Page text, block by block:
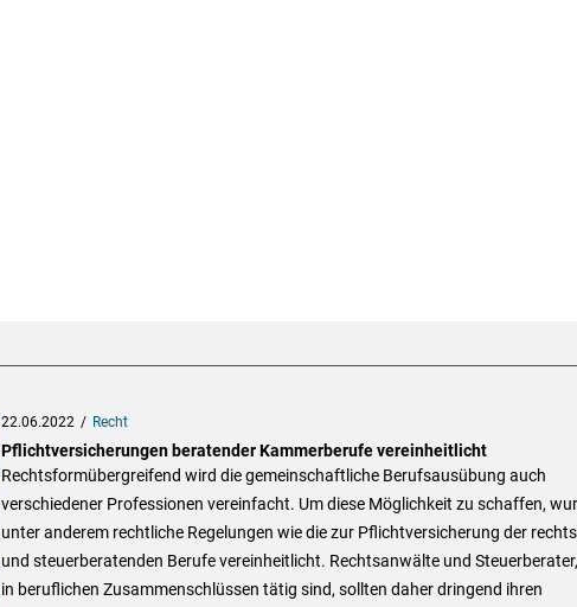
22.06.2022 Recht
Pflichtversicherungen beratender Kammerberufe vereinheitlicht
Rechtsformübergreifend wird die gemeinschaftliche Berufsausübung auch
verschiedener Professionen vereinfacht. Um diese Möglichkeit zu schaffen,
unter anderem rechtliche Regelungen wie die zur Pflichtversicherung der
und steuerberatenden Berufe vereinheitlicht. Rechtsanwälte und
in beruflichen Zusammenschlüssen tätig sind, sollten daher dringend ihren